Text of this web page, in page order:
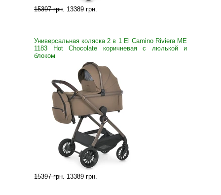
15397 грн. 13389 грн.
Универсальная коляска 2 в 1 El Camino Riviera ME
1183 Hot Chocolate коричневая с люлькой и
блоком
15397 грн. 13389 грн.